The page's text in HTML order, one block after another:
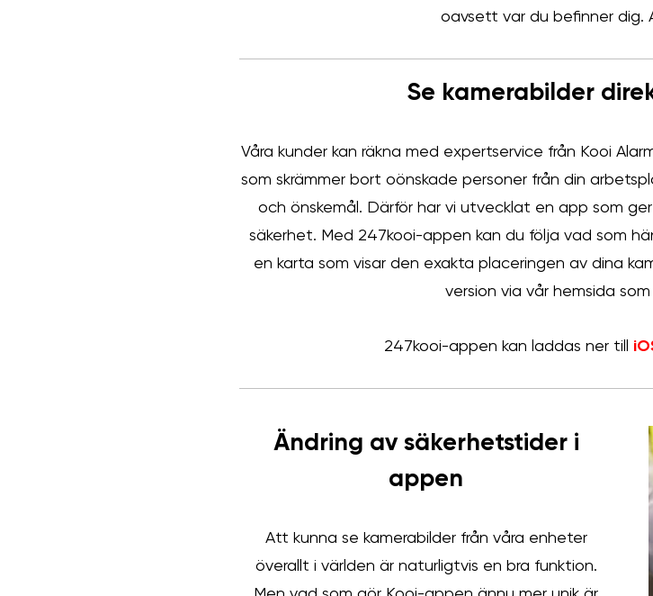
oavsett var du befinner dig.
Se kamerabilder
Våra kunder kan räkna med expertservice från Kooi
som skrämmer bort oönskade personer från din
och önskemål. Därför har vi utvecklat en app som
säkerhet. Med 247kooi-appen kan du följa vad som
en karta som visar den exakta placeringen av dina
version via vår hemsida
247kooi-appen kan laddas ner till
Ändring av säkerhetstider i
appen
Att kunna se kamerabilder från våra enheter
överallt i världen är naturligtvis en bra funktion.